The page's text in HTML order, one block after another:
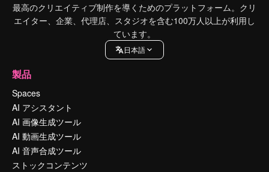
最高のクリエイティブ制作を導くためのプラットフォーム。クリ
エイター、企業、代理店、スタジオを含む100万人以上が利用し
ています。
日本語
製品
Spaces
AI アシスタント
AI 画像生成ツール
AI 動画生成ツール
AI 音声合成ツール
ストックコンテンツ